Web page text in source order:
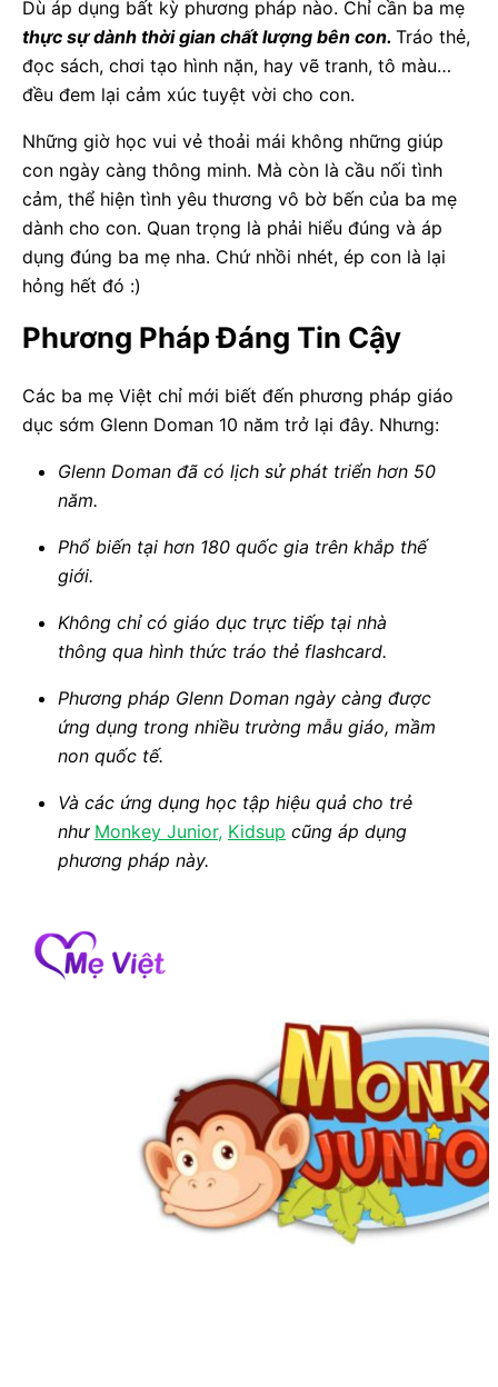
Dù áp dụng bất kỳ phương pháp nào. Chỉ cần ba mẹ
thực sự dành thời gian chất lượng bên con. Tráo thẻ,
đọc sách, chơi tạo hình nặn, hay vẽ tranh, tô màu…
đều đem lại cảm xúc tuyệt vời cho con.
Những giờ học vui vẻ thoải mái không những giúp
con ngày càng thông minh. Mà còn là cầu nối tình
cảm, thể hiện tình yêu thương vô bờ bến của ba mẹ
dành cho con. Quan trọng là phải hiểu đúng và áp
dụng đúng ba mẹ nha. Chứ nhồi nhét, ép con là lại
hỏng hết đó :)
Phương Pháp Đáng Tin Cậy
Các ba mẹ Việt chỉ mới biết đến phương pháp giáo
dục sớm Glenn Doman 10 năm trở lại đây. Nhưng:
Glenn Doman đã có lịch sử phát triển hơn 50
năm.
Phổ biến tại hơn 180 quốc gia trên khắp thế
giới.
Không chỉ có giáo dục trực tiếp tại nhà
thông qua hình thức tráo thẻ flashcard.
Phương pháp Glenn Doman ngày càng được
ứng dụng trong nhiều trường mẫu giáo, mầm
non quốc tế.
Và các ứng dụng học tập hiệu quả cho trẻ
như Monkey Junior, Kidsup cũng áp dụng
phương pháp này.